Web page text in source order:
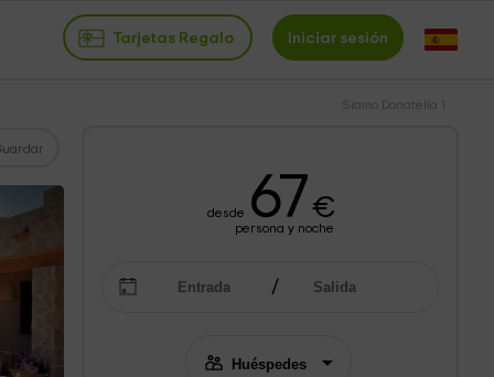
Tarjetas Regalo Iniciar sesión
Siamo Donatella 1
desde 67€
persona y noche